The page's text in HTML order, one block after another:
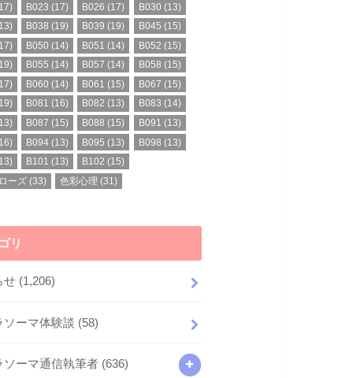
B023 (17) B026 (17) B030 (13)
B038 (19) B039 (19) B045 (15)
B050 (14) B051 (14) B052 (15)
B055 (14) B057 (14) B058 (15)
B060 (14) B061 (15) B067 (15)
B081 (16) B082 (13) B083 (14)
B087 (15) B088 (15) B091 (13)
B094 (13) B095 (13) B098 (13)
B101 (13) B102 (15)
ーズ (33) 色彩心理 (31)
リ
せ (1,206)
ソーマ体験談 (58)
ソーマ通信執筆者 (636)